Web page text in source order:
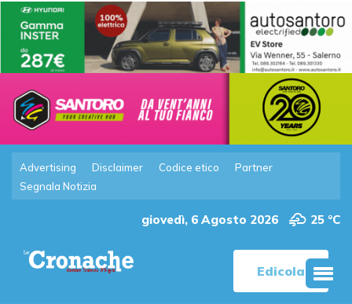
Advertising Disclaimer Codice etico
Partner
Segnala Notizia
giovedì, 6 Agosto 2026 25 °C
Edicola